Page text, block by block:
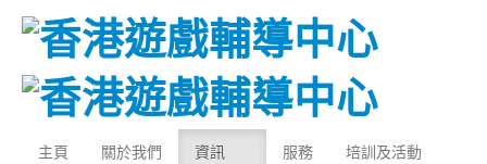
主頁 關於我們
資訊
服務
培訓及活動